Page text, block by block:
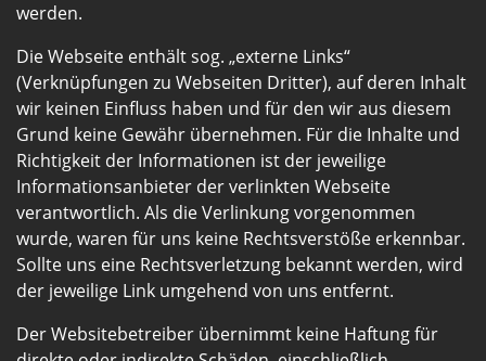
werden.
Die Webseite enthält sog. „externe Links“
(Verknüpfungen zu Webseiten Dritter), auf deren Inhalt
wir keinen Einfluss haben und für den wir aus diesem
Grund keine Gewähr übernehmen. Für die Inhalte und
Richtigkeit der Informationen ist der jeweilige
Informationsanbieter der verlinkten Webseite
verantwortlich. Als die Verlinkung vorgenommen
wurde, waren für uns keine Rechtsverstöße erkennbar.
Sollte uns eine Rechtsverletzung bekannt werden, wird
der jeweilige Link umgehend von uns entfernt.
Der Websitebetreiber übernimmt keine Haftung für